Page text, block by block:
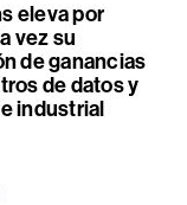
eleva por
vez su
de ganancias
de datos y
industrial